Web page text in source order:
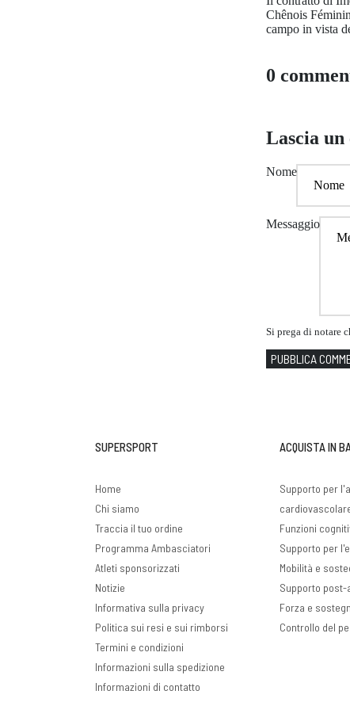
Chênois
campo in vista
0
Lascia un
Nome
Messaggio
Si prega di notare
PUBBLICA
SUPERSPORT
Home
Chi siamo
Traccia il tuo ordine
Programma Ambasciatori
Atleti sponsorizzati
Notizie
Informativa sulla privacy
Politica sui resi e sui rimborsi
Termini e condizioni
Informazioni sulla spedizione
Informazioni di contatto
ACQUISTA IN
Supporto per
Funzioni
Supporto per
Mobilità e
Supporto post-
Forza e
Controllo del